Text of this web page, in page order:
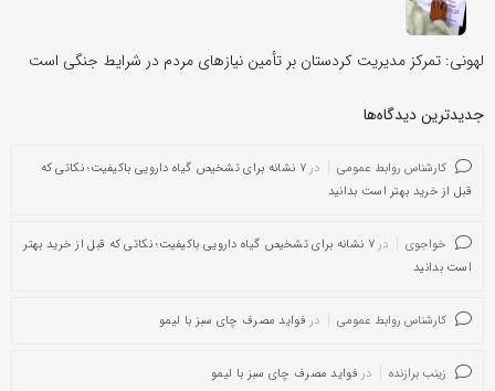
لهونی: تمرکز مدیریت کردستان بر تأمین نیازهای مردم در شرایط جنگی است
جدیدترین دیدگاه‌‌ها
کارشناس روابط عمومی در
۷ نشانه برای تشخیص گیاه دارویی باکیفیت؛ نکاتی که
قبل از خرید بهتر است بدانید
خواجوی در
۷ نشانه برای تشخیص گیاه دارویی باکیفیت؛ نکاتی که قبل از خرید بهتر
است بدانید
کارشناس روابط عمومی در فواید مصرف چای سبز با لیمو
زینب برازنده در فواید مصرف چای سبز با لیمو